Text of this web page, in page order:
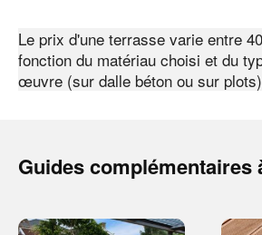
Le prix d'une terrasse varie entre
fonction du matériau choisi et du
œuvre (sur dalle béton ou sur
Guides complémentaires